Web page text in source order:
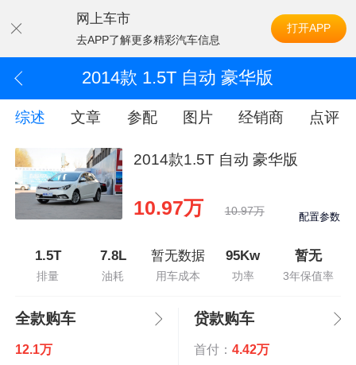
网上车市
去APP了解更多精彩汽车信息
打开APP
2014款 1.5T 自动 豪华版
综述 文章 参配 图片 经销商 点评
2014款1.5T 自动 豪华版
10.97万 10.97万 配置参数
1.5T
排量
7.8L
油耗
暂无数据
用车成本
95Kw
功率
暂无
3年保值率
全款购车
12.1万
贷款购车
首付： 4.42万